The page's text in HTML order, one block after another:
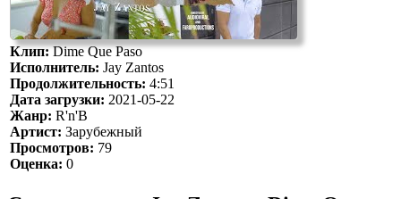
Клип:Dime Que Paso
Исполнитель: Jay Zantos
Продолжительность: 4:51
Дата загрузки: 2021-05-22
Жанр: R'n'B
Артист: Зарубежный
Просмотров: 79
Оценка: 0